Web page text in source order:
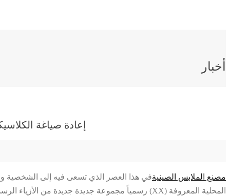
أخبار
إعادة صياغة
مصنع الملابس الصينيةفي هذا العصر الذي تسعى فيه إلى الشخصية
المحلية المعروفة (XX) رسمياً مجموعة جديدة جديدة من الأزياء الرسمية، التي تقود من جديد اتجاه الموضة في الأزياء الرسمية، وذلك من خلال أفكار تصميم فريدة، وتقنيات تقنية متطورة، ومواد مستدامة بيئياً.